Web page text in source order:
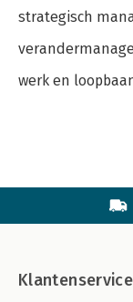
strategisch
werk en
Klantenservice